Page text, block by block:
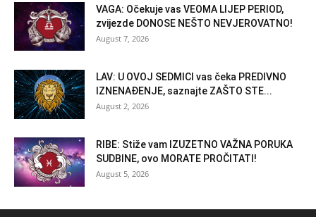
VAGA: Očekuje vas VEOMA LIJEP PERIOD,
zvijezde DONOSE NEŠTO NEVJEROVATNO!
August 7, 2026
LAV: U OVOJ SEDMICI vas čeka PREDIVNO
IZNENAĐENJE, saznajte ZAŠTO STE...
August 2, 2026
RIBE: Stiže vam IZUZETNO VAŽNA PORUKA
SUDBINE, ovo MORATE PROČITATI!
August 5, 2026